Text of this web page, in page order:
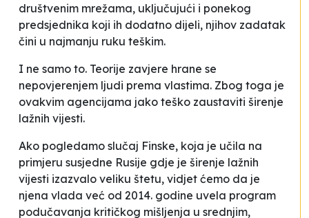
društvenim mrežama, uključujući i ponekog
predsjednika koji ih dodatno dijeli, njihov zadatak
čini u najmanju ruku teškim.
I ne samo to. Teorije zavjere hrane se
nepovjerenjem ljudi prema vlastima. Zbog toga je
ovakvim agencijama jako teško zaustaviti širenje
lažnih vijesti.
Ako pogledamo slučaj Finske, koja je učila na
primjeru susjedne Rusije gdje je širenje lažnih
vijesti izazvalo veliku štetu, vidjet ćemo da je
njena vlada već od 2014. godine uvela program
podučavanja kritičkog mišljenja u srednjim,